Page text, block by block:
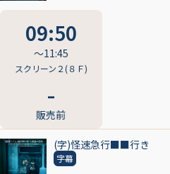
09:50
〜11:45
スクリーン２(８Ｆ)
販売前
(字)怪速急行■■行き
字幕